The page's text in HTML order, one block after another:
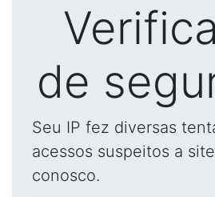
de
Seu IP fez diversas
acessos suspeitos a
conosco.